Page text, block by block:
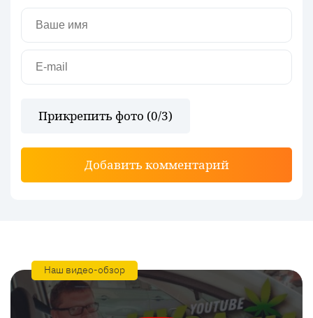
Прикрепить фото (0/3)
Добавить комментарий
Наш видео-обзор